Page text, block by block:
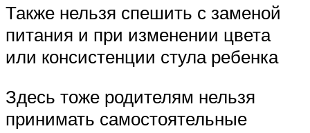
Также нельзя спешить с заменой
питания и при изменении цвета
или консистенции стула ребенка
Здесь тоже родителям нельзя
принимать самостоятельные